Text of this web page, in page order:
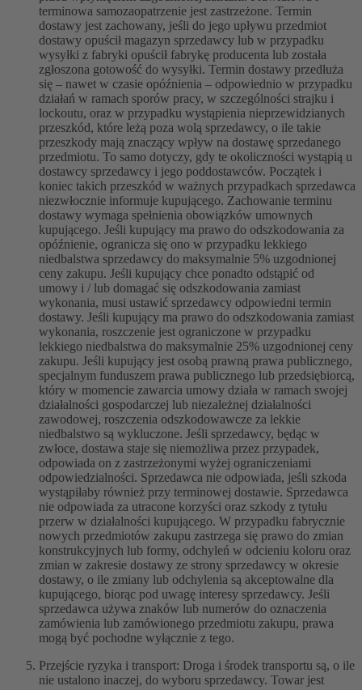
terminowa samozaopatrzenie jest zastrzeżone. Termin
dostawy jest zachowany, jeśli do jego upływu przedmiot
dostawy opuścił magazyn sprzedawcy lub w przypadku
wysyłki z fabryki opuścił fabrykę producenta lub została
zgłoszona gotowość do wysyłki. Termin dostawy przedłuża
się – nawet w czasie opóźnienia – odpowiednio w przypadku
działań w ramach sporów pracy, w szczególności strajku i
lockoutu, oraz w przypadku wystąpienia nieprzewidzianych
przeszkód, które leżą poza wolą sprzedawcy, o ile takie
przeszkody mają znaczący wpływ na dostawę sprzedanego
przedmiotu. To samo dotyczy, gdy te okoliczności wystąpią u
dostawcy sprzedawcy i jego poddostawców. Początek i
koniec takich przeszkód w ważnych przypadkach sprzedawca
niezwłocznie informuje kupującego. Zachowanie terminu
dostawy wymaga spełnienia obowiązków umownych
kupującego. Jeśli kupujący ma prawo do odszkodowania za
opóźnienie, ogranicza się ono w przypadku lekkiego
niedbalstwa sprzedawcy do maksymalnie 5% uzgodnionej
ceny zakupu. Jeśli kupujący chce ponadto odstąpić od
umowy i / lub domagać się odszkodowania zamiast
wykonania, musi ustawić sprzedawcy odpowiedni termin
dostawy. Jeśli kupujący ma prawo do odszkodowania zamiast
wykonania, roszczenie jest ograniczone w przypadku
lekkiego niedbalstwa do maksymalnie 25% uzgodnionej ceny
zakupu. Jeśli kupujący jest osobą prawną prawa publicznego,
specjalnym funduszem prawa publicznego lub przedsiębiorcą,
który w momencie zawarcia umowy działa w ramach swojej
działalności gospodarczej lub niezależnej działalności
zawodowej, roszczenia odszkodowawcze za lekkie
niedbalstwo są wykluczone. Jeśli sprzedawcy, będąc w
zwłoce, dostawa staje się niemożliwa przez przypadek,
odpowiada on z zastrzeżonymi wyżej ograniczeniami
odpowiedzialności. Sprzedawca nie odpowiada, jeśli szkoda
wystąpiłaby również przy terminowej dostawie. Sprzedawca
nie odpowiada za utracone korzyści oraz szkody z tytułu
przerw w działalności kupującego. W przypadku fabrycznie
nowych przedmiotów zakupu zastrzega się prawo do zmian
konstrukcyjnych lub formy, odchyleń w odcieniu koloru oraz
zmian w zakresie dostawy ze strony sprzedawcy w okresie
dostawy, o ile zmiany lub odchylenia są akceptowalne dla
kupującego, biorąc pod uwagę interesy sprzedawcy. Jeśli
sprzedawca używa znaków lub numerów do oznaczenia
zamówienia lub zamówionego przedmiotu zakupu, prawa
mogą być pochodne wyłącznie z tego.
Przejście ryzyka i transport: Droga i środek transportu są, o ile
nie ustalono inaczej, do wyboru sprzedawcy. Towar jest